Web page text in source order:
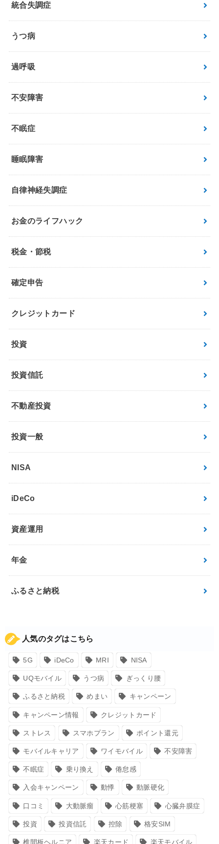
統合失調症
うつ病
過呼吸
不安障害
不眠症
睡眠障害
自律神経失調症
お金のライフハック
税金・節税
確定申告
クレジットカード
投資
投資信託
不動産投資
投資一般
NISA
iDeCo
資産運用
年金
ふるさと納税
人気のタグはこちら
5G iDeCo MRI NISA
UQモバイル うつ病 ぎっくり腰
ふるさと納税 めまい キャンペーン
キャンペーン情報 クレジットカード
ストレス スマホプラン ポイント還元
モバイルキャリア ワイモバイル 不安障害
不眠症 乗り換え 倦怠感
入会キャンペーン 動悸 動脈硬化
口コミ 大動脈瘤 心筋梗塞 心臓弁膜症
投資 投資信託 控除 格安SIM
椎間板ヘルニア 楽天カード 楽天モバイル